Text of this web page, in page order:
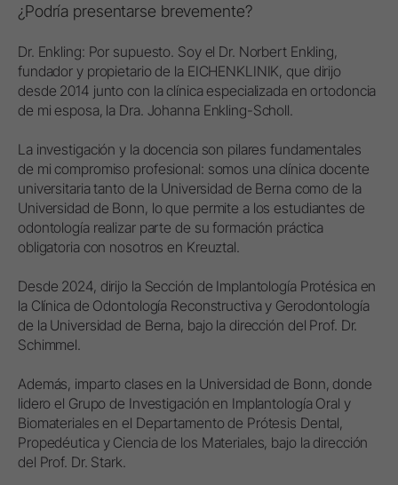
¿Podría presentarse brevemente?
Dr. Enkling: Por supuesto. Soy el Dr. Norbert Enkling,
fundador y propietario de la EICHENKLINIK, que dirijo
desde 2014 junto con la clínica especializada en ortodoncia
de mi esposa, la Dra. Johanna Enkling-Scholl.
La investigación y la docencia son pilares fundamentales
de mi compromiso profesional: somos una clínica docente
universitaria tanto de la Universidad de Berna como de la
Universidad de Bonn, lo que permite a los estudiantes de
odontología realizar parte de su formación práctica
obligatoria con nosotros en Kreuztal.
Desde 2024, dirijo la Sección de Implantología Protésica en
la Clínica de Odontología Reconstructiva y Gerodontología
de la Universidad de Berna, bajo la dirección del Prof. Dr.
Schimmel.
Además, imparto clases en la Universidad de Bonn, donde
lidero el Grupo de Investigación en Implantología Oral y
Biomateriales en el Departamento de Prótesis Dental,
Propedéutica y Ciencia de los Materiales, bajo la dirección
del Prof. Dr. Stark.